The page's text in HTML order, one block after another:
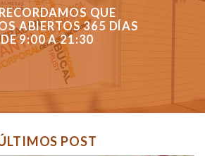
QUE
ABIERTOS 365 DÍAS
DE 9:00 A 21:30
POST